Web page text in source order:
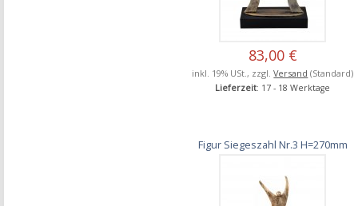
83,00 €
inkl. 19% USt., zzgl.Versand (Standard)
Lieferzeit: 17 - 18 Werktage
Figur Siegeszahl Nr.3 H=270mm